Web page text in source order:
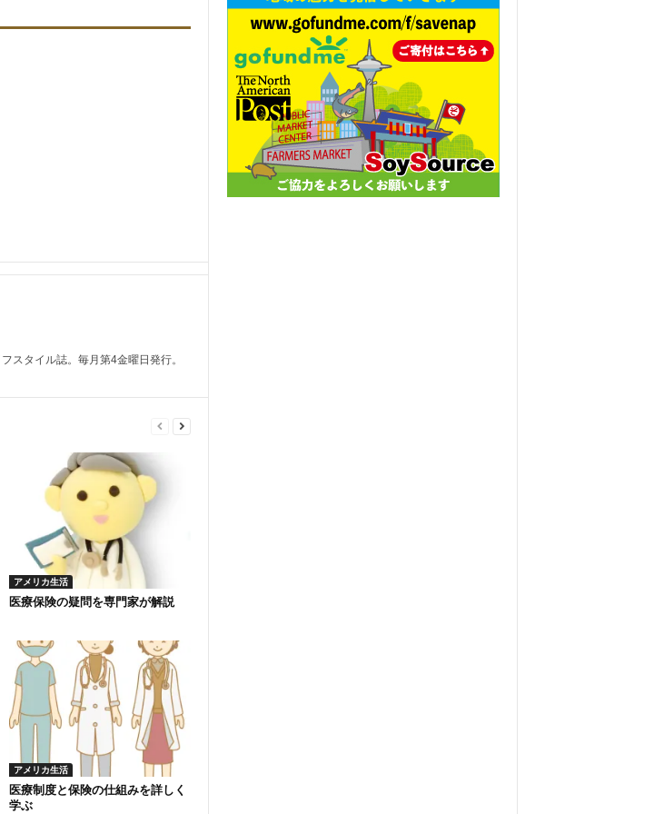
スタイル誌。毎月第4金曜日発行。
アメリカ生活
医療保険の疑問を専門家が解説
アメリカ生活
医療制度と保険の仕組みを詳しく
学ぶ